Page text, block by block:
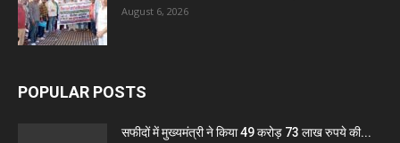
August 6, 2026
POPULAR POSTS
सफीदों में मुख्यमंत्री ने किया 49 करोड़ 73 लाख रुपये की...